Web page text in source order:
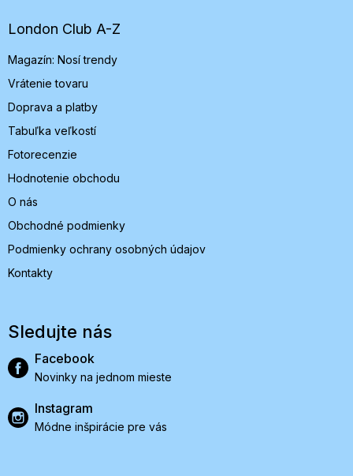
e
London Club A-Z
Magazín: Nosí trendy
Vrátenie tovaru
Doprava a platby
Tabuľka veľkostí
Fotorecenzie
Hodnotenie obchodu
O nás
Obchodné podmienky
Podmienky ochrany osobných údajov
Kontakty
Sledujte nás
Facebook
Novinky na jednom mieste
Instagram
Módne inšpirácie pre vás